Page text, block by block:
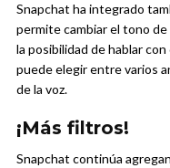
Snapchat ha integrado
permite cambiar el tono
la posibilidad de hablar
puede elegir entre varios
de la voz.
¡Más filtros!
Snapchat continúa